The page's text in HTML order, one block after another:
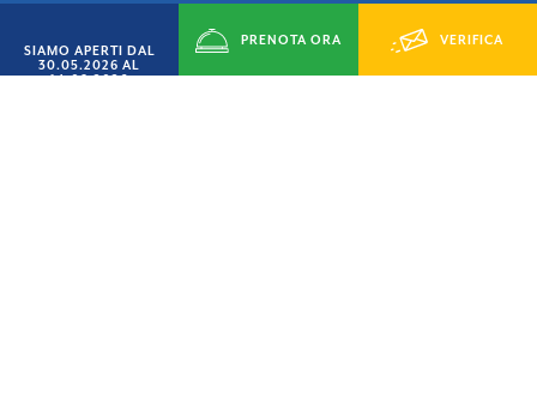
SIAMO APERTI DAL
30.05.2026 AL
14.09.2026
PRENOTA ORA VERIFICA